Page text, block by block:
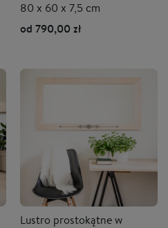
80 x 60 x 7,5 cm
od 790,00 zł
Lustro prostokątne w